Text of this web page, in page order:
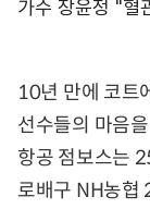
10년 만에 코트
선수들의 마음
항공 점보스는
로배구 NH농협